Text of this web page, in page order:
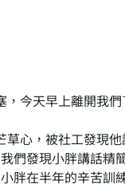
今天早上離開我們
草心，被社工發現
們發現小胖講話精
胖在半年的辛苦訓